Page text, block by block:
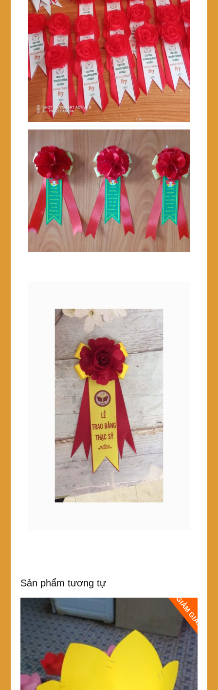
Sản phẩm tương tự
GIẢM GIÁ!